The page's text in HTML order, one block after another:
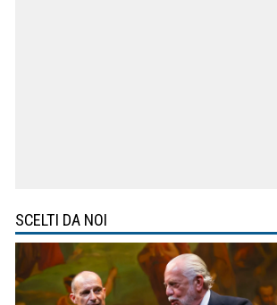
SCELTI DA NOI